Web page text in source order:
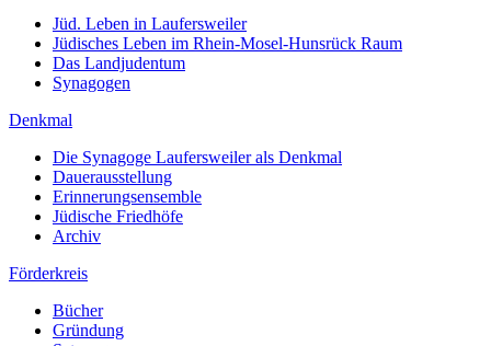
Jüd. Leben in Laufersweiler
Jüdisches Leben im Rhein-Mosel-Hunsrück Raum
Das Landjudentum
Synagogen
Denkmal
Die Synagoge Laufersweiler als Denkmal
Dauerausstellung
Erinnerungsensemble
Jüdische Friedhöfe
Archiv
Förderkreis
Bücher
Gründung